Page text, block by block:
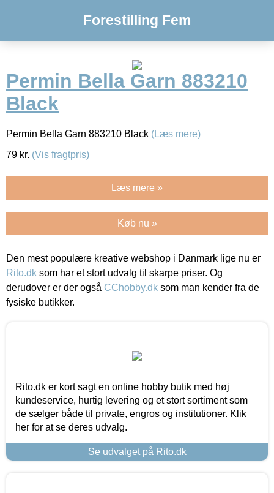
Forestilling Fem
Permin Bella Garn 883210
Black
Permin Bella Garn 883210 Black (Læs mere)
79 kr. (Vis fragtpris)
Læs mere »
Køb nu »
Den mest populære kreative webshop i Danmark lige nu er
Rito.dk som har et stort udvalg til skarpe priser. Og
derudover er der også CChobby.dk som man kender fra de
fysiske butikker.
Rito.dk er kort sagt en online hobby butik med høj
kundeservice, hurtig levering og et stort sortiment som
de sælger både til private, engros og institutioner. Klik
her for at se deres udvalg.
Se udvalget på Rito.dk